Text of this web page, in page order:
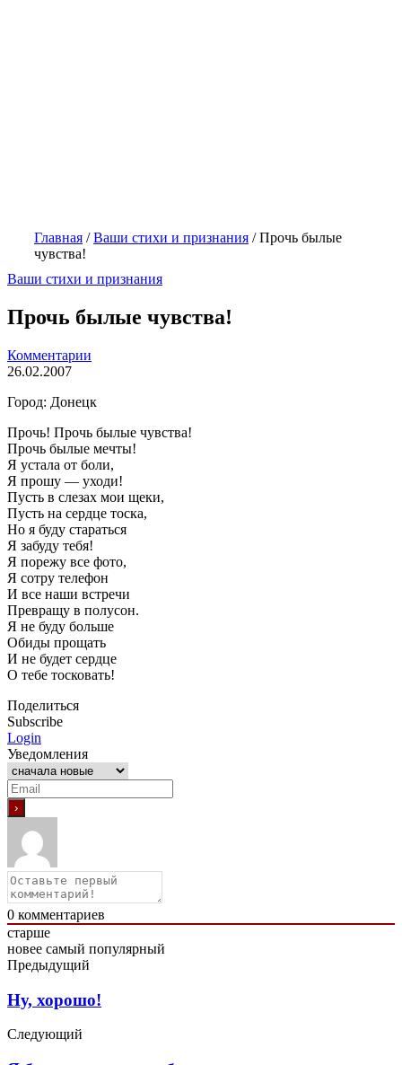
Главная /Ваши стихи и признания /Прочь былые
чувства!
Ваши стихи и признания
Прочь былые чувства!
Комментарии
26.02.2007
Город: Донецк
Прочь! Прочь былые чувства!
Прочь былые мечты!
Я устала от боли,
Я прошу — уходи!
Пусть в слезах мои щеки,
Пусть на сердце тоска,
Но я буду стараться
Я забуду тебя!
Я порежу все фото,
Я сотру телефон
И все наши встречи
Превращу в полусон.
Я не буду больше
Обиды прощать
И не будет сердце
О тебе тосковать!
Поделиться
Subscribe
Login
Уведомления
0 комментариев
старше
новее самый популярный
Предыдущий
Ну, хорошо!
Следующий